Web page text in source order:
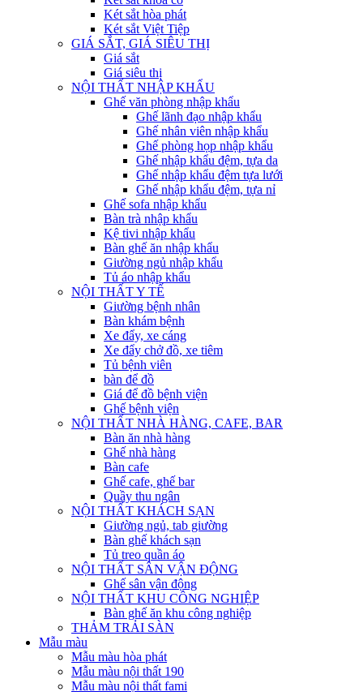
Két sắt hòa phát
Két sắt Việt Tiệp
GIÁ SẮT, GIÁ SIÊU THỊ
Giá sắt
Giá siêu thị
NỘI THẤT NHẬP KHẨU
Ghế văn phòng nhập khẩu
Ghế lãnh đạo nhập khẩu
Ghế nhân viên nhập khẩu
Ghế phòng họp nhập khẩu
Ghế nhập khẩu đệm, tựa da
Ghế nhập khẩu đệm tựa lưới
Ghế nhập khẩu đệm, tựa nỉ
Ghế sofa nhập khẩu
Bàn trà nhập khẩu
Kệ tivi nhập khẩu
Bàn ghế ăn nhập khẩu
Giường ngủ nhập khẩu
Tủ áo nhập khẩu
NỘI THẤT Y TẾ
Giường bệnh nhân
Bàn khám bệnh
Xe đẩy, xe cáng
Xe đẩy chở đồ, xe tiêm
Tủ bệnh viên
bàn để đồ
Giá để đồ bệnh viện
Ghế bệnh viện
NỘI THẤT NHÀ HÀNG, CAFE, BAR
Bàn ăn nhà hàng
Ghế nhà hàng
Bàn cafe
Ghế cafe, ghế bar
Quầy thu ngân
NỘI THẤT KHÁCH SẠN
Giường ngủ, tab giường
Bàn ghế khách sạn
Tủ treo quần áo
NỘI THẤT SÂN VẬN ĐỘNG
Ghế sân vận động
NỘI THẤT KHU CÔNG NGHIỆP
Bàn ghế ăn khu công nghiệp
THẢM TRẢI SÀN
Mẫu màu
Mẫu màu hòa phát
Mẫu màu nội thất 190
Mẫu màu nội thất fami